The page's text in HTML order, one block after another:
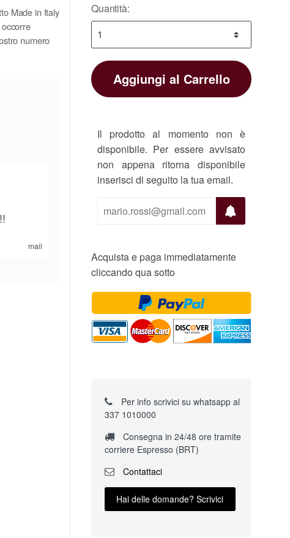
Made in Italy
numero
mail
Quantità:
Aggiungi al Carrello
Il prodotto al momento non è
disponibile. Per essere avvisato
non appena ritorna disponibile
inserisci di seguito la tua email.
Acquista e paga immediatamente
cliccando qua sotto
Per info scrivici su whatsapp al
337 1010000
Consegna in 24/48 ore tramite
corriere Espresso (BRT)
Contattaci
Hai delle domande? Scrivici